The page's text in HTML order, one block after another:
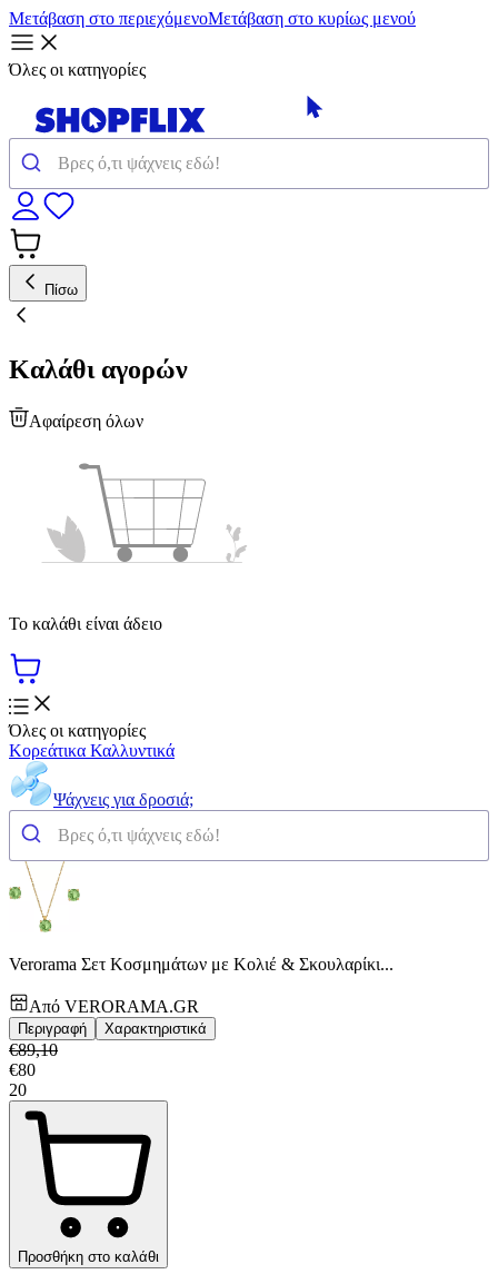
Μετάβαση στο περιεχόμενοΜετάβαση στο κυρίως μενού
Όλες οι κατηγορίες
Πίσω
Καλάθι αγορών
Αφαίρεση όλων
Το καλάθι είναι άδειο
Όλες οι κατηγορίες
Κορεάτικα Καλλυντικά
Ψάχνεις για δροσιά;
Verorama Σετ Κοσμημάτων με Κολιέ & Σκουλαρίκι...
Από VERORAMA.GR
Περιγραφή Χαρακτηριστικά
€89,10
€80
20
Προσθήκη στο καλάθι